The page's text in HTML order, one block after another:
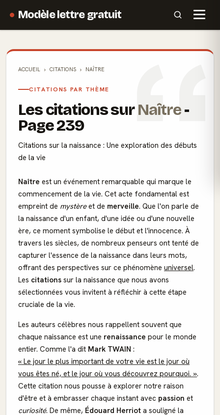
Modèle lettre gratuit
ACCUEIL CITATIONS NAÎTRE
CITATIONS PAR THÈME
Les citations surNaître-
Page 239
Citations sur la naissance : Une exploration des débuts
de la vie
Naître est un événement remarquable qui marque le
commencement de la vie. Cet acte fondamental est
empreint de mystèreet de merveille. Que l'on parle de
la naissance d'un enfant, d'une idée ou d'une nouvelle
ère, ce moment symbolise le début et l'innocence. À
travers les siècles, de nombreux penseurs ont tenté de
capturer l'essence de la naissance dans leurs mots,
offrant des perspectives sur ce phénomène universel.
Les citations sur la naissance que nous avons
sélectionnées vous invitent à réfléchir à cette étape
cruciale de la vie.
Les auteurs célèbres nous rappellent souvent que
chaque naissance est une renaissance pour le monde
entier. Comme l'a dit Mark TWAIN :
« Le jour le plus important de votre vie est le jour où
vous êtes né, et le jour où vous découvrez pourquoi. ».
Cette citation nous pousse à explorer notre raison
d'être et à embrasser chaque instant avec passion et
curiosité. De même, Édouard Herriot a souligné la